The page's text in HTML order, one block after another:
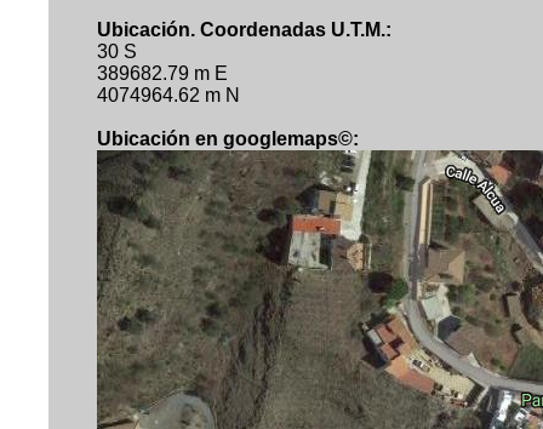
Ubicación. Coordenadas U.T.M.:
30 S
389682.79 m E
4074964.62 m N
Ubicación en googlemaps©: